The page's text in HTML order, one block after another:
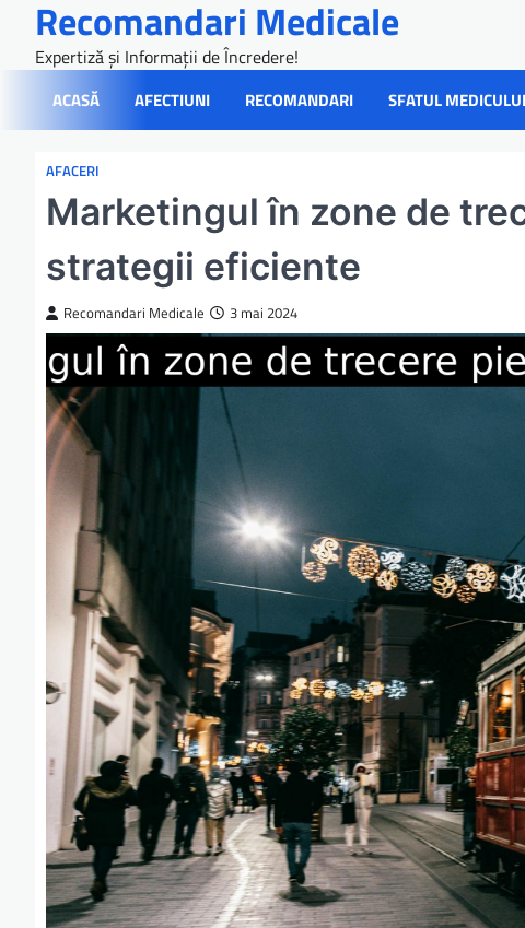
content
Recomandari Medicale
Expertiză și Informații de Încredere!
ACASĂ AFECTIUNI RECOMANDARI SFATUL MEDICULUI
AFACERI
Marketingul în zone de
strategii eficiente
Recomandari Medicale 3 mai 2024